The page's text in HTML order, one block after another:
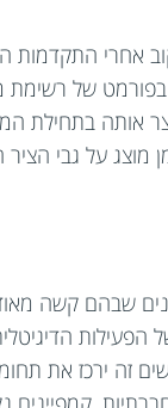
אחרי התקדמות
של רשימת
אותה בתחילת
מוצג על גבי
שבהם קשה
הפעילות
זה ירכז את